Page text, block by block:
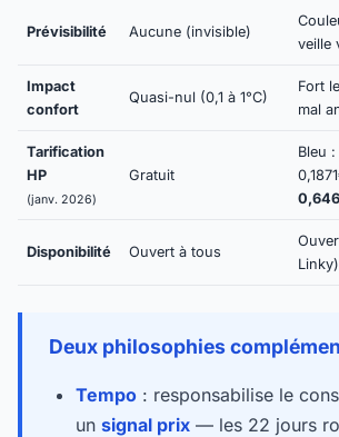
Prévisibilité Aucune (invisible)
veille
Impact
confort
Quasi-nul (0,1 à 1°C)
Fort
mal
Tarification
HP
(janv. 2026)
Gratuit
Bleu
Disponibilité Ouvert à tous
Linky)
Deux philosophies
Tempo : responsabilise le
un signal prix — les 22 jours